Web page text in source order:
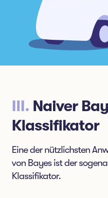
III. Naiver
Klassifikator
Eine der nützlichsten
von Bayes ist der
Klassifikator.